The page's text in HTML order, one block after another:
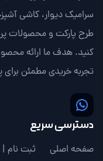
سرامیک دیوار، کاشی
طرح پارکت و محصولات
کنید. هدف ما ارائه
تجربه خریدی مطمئن
دسترسی سریع
صفحه اصلی
ثبت نام |